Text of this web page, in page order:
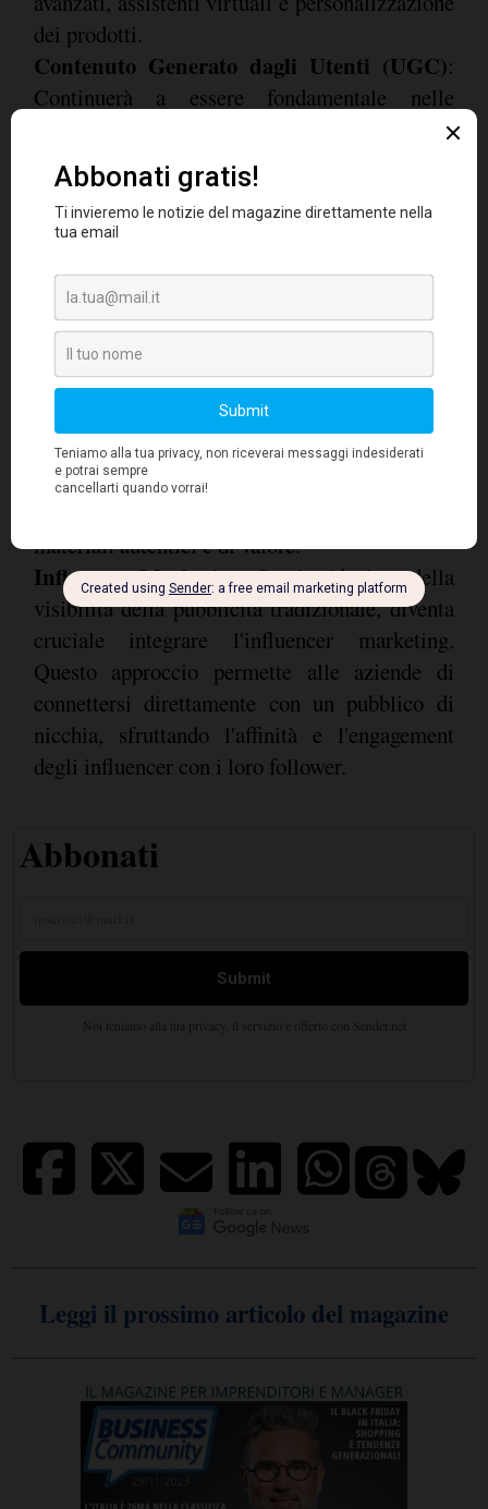
dei prodotti.
Contenuto Generato dagli Utenti (UGC):
Continuerà a essere fondamentale nelle
strategie di marketing. Coinvolgendo
attivamente gli utenti nella comunicazione, il
contenuto generato dagli utenti si rivela più
coinvolgente, interessante ed affidabile rispetto
Economia del Contenuto (Content
Economy): Meta introduce versioni senza
pubblicità di Instagram e Facebook, spostando
l'attenzione verso contenuti di alta qualità.
Questo cambierà il panorama dei social media,
materiali autentici e di valore.
Influencer Marketing: Con la riduzione della
visibilità della pubblicità tradizionale, diventa
cruciale integrare l'influencer marketing.
Questo approccio permette alle aziende di
connettersi direttamente con un pubblico di
nicchia, sfruttando l'affinità e l'engagement
degli influencer con i loro follower.
Leggi il prossimo articolo del magazine